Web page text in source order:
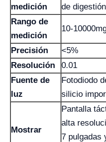
medición
de
Rango de
medición
10-
Precisión
<5%
Resolución
0.01
Fuente de
luz
Fotodiodo
silicio
Mostrar
Pantalla
alta
7 pulgadas